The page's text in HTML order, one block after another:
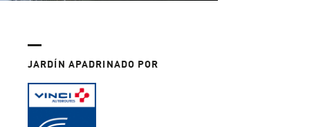
JARDÍN APADRINADO POR